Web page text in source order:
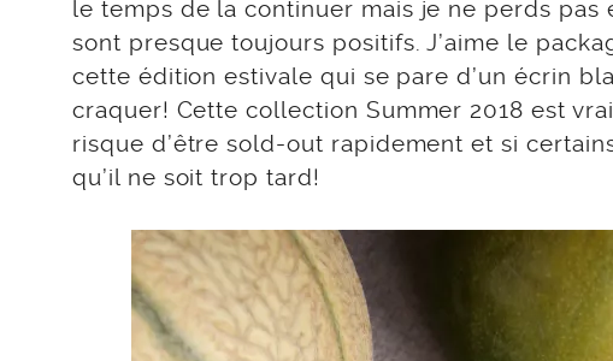
le temps de la continuer mais je ne perds
sont presque toujours positifs. J’aime le
cette édition estivale qui se pare d’un écrin
craquer! Cette collection Summer 2018 est
risque d’être sold-out rapidement et si
qu’il ne soit trop tard!